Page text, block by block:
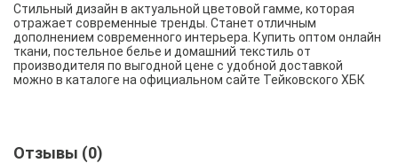
Стильный дизайн в актуальной цветовой гамме, которая
отражает современные тренды. Станет отличным
дополнением современного интерьера. Купить оптом онлайн
ткани, постельное белье и домашний текстиль от
производителя по выгодной цене с удобной доставкой
можно в каталоге на официальном сайте Тейковского ХБК
Отзывы (0)